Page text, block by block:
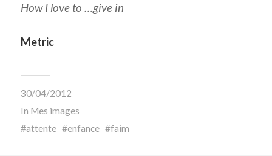
How I love to …give in
Metric
30/04/2012
In Mes images
attente
enfance faim